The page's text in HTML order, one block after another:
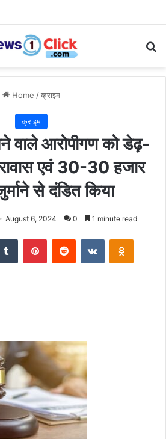
Home /क्राइम
क्राइम
वाले आरोपीगण को डेढ़-
एवं 30-30 हजार
से दंडित किया
August 6, 2024 0 1 minute read
Tumblr PinterestReddit VKontakte